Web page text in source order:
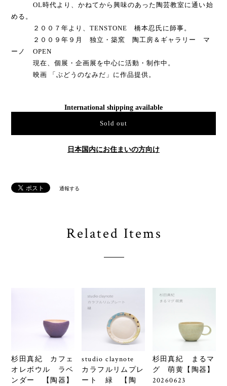
OL時代より、かねてから興味のあった陶芸教室に通い始
める。
２００７年より、TENSTONE 橋本忍氏に師事。
２００９年９月 独立・築窯 陶工房＆ギャラリー マ
ーノ OPEN
現在、個展・企画展を中心に活動・制作中。
映画 「ぶどうのなみだ」に作品提供。
International shipping available
Sold out
日本国内にお住まいの方向け
通報する
Related Items
杉田真紀 カフェ
オレボウル ラベ
ンダー 【陶器】
studio claynote
カラフルリムプレ
ート 緑 【陶
杉田真紀 まるマ
グ 萌黄【陶器】
20260623